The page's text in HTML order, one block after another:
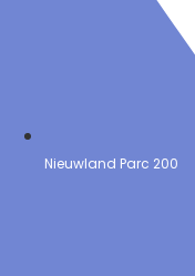
Nieuwland Parc 200